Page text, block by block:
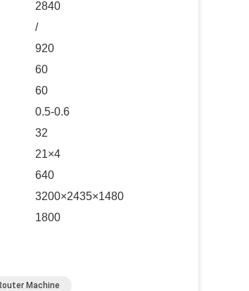
2840
/
920
60
60
0.5-0.6
32
21×4
640
3200×2435×1480
1800
Machine